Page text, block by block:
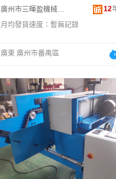
廣州市三暉盈機械設備有限公司
12
月均發貨速度： 暫無記錄
廣東 廣州市番禺區